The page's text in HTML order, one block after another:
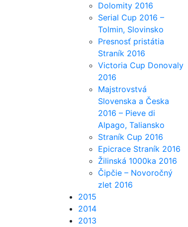
Dolomity 2016
Serial Cup 2016 –
Tolmin, Slovinsko
Presnosť pristátia
Straník 2016
Victoria Cup Donovaly
2016
Majstrovstvá
Slovenska a Česka
2016 – Pieve di
Alpago, Taliansko
Straník Cup 2016
Epicrace Straník 2016
Žilinská 1000ka 2016
Čipčie – Novoročný
zlet 2016
2015
2014
2013